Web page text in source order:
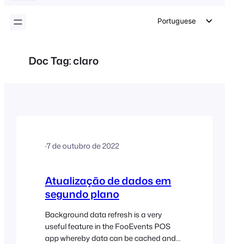
conteúdo
Portuguese
Doc Tag:claro
·7 de outubro de 2022
Atualização de dados em
segundo plano
Background data refresh is a very
useful feature in the FooEvents POS
app whereby data can be cached and